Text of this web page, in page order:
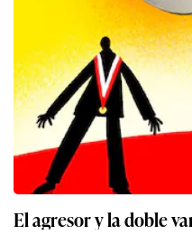
El agresor y la doble